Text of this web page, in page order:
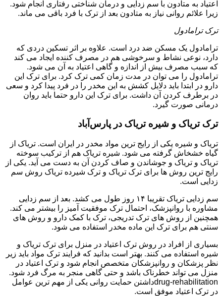
اعتیاد به متادون با سم زدایی و درمان شناختی رفتاری انجام شود.
زیرا علائم روانی نیاز به متادون بعد از ترک با فرد باقی می ماند.
ترک ترامادول
ترامادول یک مسکن ضد درد است. علاوه بر اثر تسکین دردی که
دارد، نوعی نشاط و سرخوشی هم در مصرف کننده ایجاد می کند
که سبب مصرف بیش از اندازه و گاهی اعتیاد به آن می شود.
ترامادول را می توان در مدت زمان کمی ترک کرد. برای ترک این
دارو در ابتدا باید دلایل کشش به این مخدر را در فرد پیدا کرد و سعی
در برطرف کردن آن داشت. برای ترک این دارو حتما باید روان
درمانی صورت گیرد.
ترک تریاک و شیره تریاک در پارس‌آباد
تریاک و شیره یکی از رایج ترین مواد مخدر در ایران است. تریاک از
گیاه خشخاش گرفته می شود. شیره تریاک هم از ترکیب سوخته
تریاک و تریاک و جوشاندن و صاف کردن آن به دست می آید. یکی از
رایج ترین روش ها برای ترک تریاک و ترک شیرده تریاک روش سم
زدایی است.
سم زدایی تریاک تقریبا ۱۴ روز طول می کشد. بعد از سم زدایی
مشاوره با روانپزشک، احتمال ترک موفقیت آمیز را بیشتر می کند.
همچنین از روش های ترک تدریجی، ترک با کمک دارو و روش های
سنتی هم برای ترک این ماده مخدر استفاده می شود.
بسیاری از افراد در روش ترک اعتیاد در منزل برای ترک تریاک و
شیره استفاده می کنند. بهتر است بدانید که فرایند ترک مواد باید زیر
نظر پزشکان و روانپزشکان متخصص انجام شود و ترک اعتیاد در
منزل می تواند خطرناک باشد و حتی گاهی منجر به مرگ فرد شود.
drug-rehabilitationداشتن حمایت روانی یکی از مهم ترین عوامل
در ترک اعتیاد موفق است.